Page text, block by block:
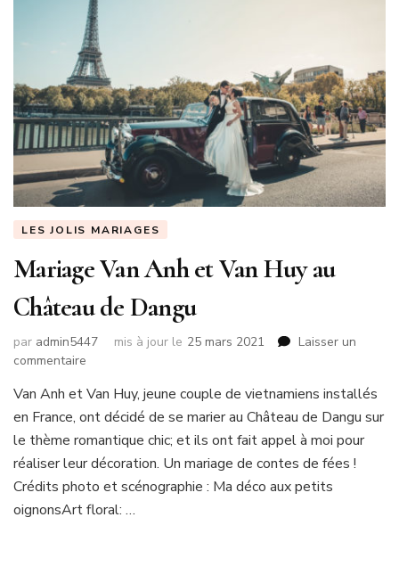
LES JOLIS MARIAGES
Mariage Van Anh et Van Huy au
Château de Dangu
par admin5447 mis à jour le 25 mars 2021
Laisser un
commentaire
Van
Anh
et
Van
Huy
au
Château
Van Anh et Van Huy, jeune couple de vietnamiens installés
en France, ont décidé de se marier au Château de Dangu sur
le thème romantique chic; et ils ont fait appel à moi pour
réaliser leur décoration. Un mariage de contes de fées !
Crédits photo et scénographie : Ma déco aux petits
oignonsArt floral: …